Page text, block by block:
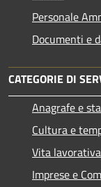
Personale
Documenti e
CATEGORIE DI
Anagrafe e
Cultura e
Vita lavorativa
Imprese e